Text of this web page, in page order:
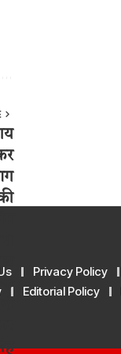
Privacy Policy
Editorial Policy